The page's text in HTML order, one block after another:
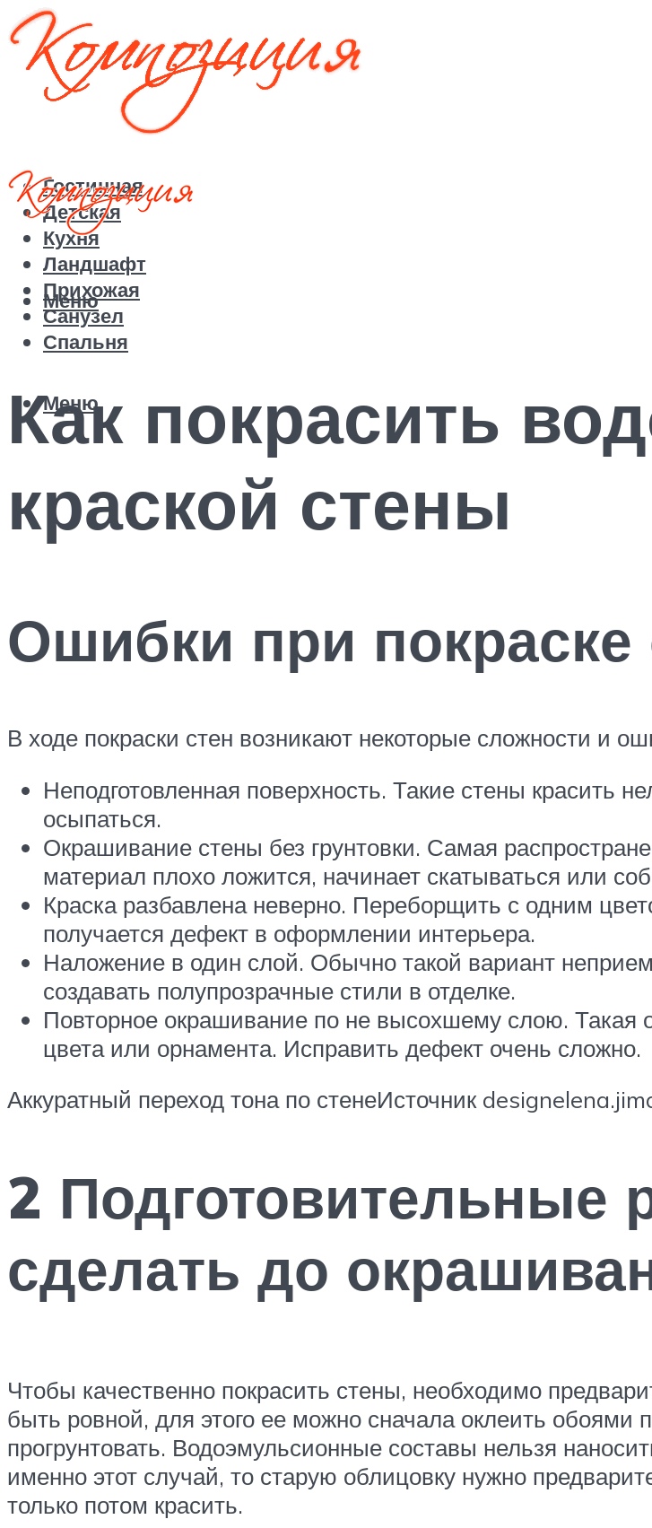
Гостинная
Детская
Кухня
Ландшафт
Прихожая
Санузел
Спальня
Меню
Меню
Как покрасить
краской стены
Ошибки при покраске
В ходе покраски стен возникают некоторые сложности и
Неподготовленная поверхность. Такие стены красить
осыпаться.
Окрашивание стены без грунтовки. Самая
материал плохо ложится, начинает скатываться или
Краска разбавлена неверно. Переборщить с одним
получается дефект в оформлении интерьера.
Наложение в один слой. Обычно такой вариант
создавать полупрозрачные стили в отделке.
Повторное окрашивание по не высохшему слою. Такая
цвета или орнамента. Исправить дефект очень сложно.
Аккуратный переход тона по стенеИсточник
2 Подготовительные
сделать до
Чтобы качественно покрасить стены, необходимо
быть ровной, для этого ее можно сначала оклеить обоями
прогрунтовать. Водоэмульсионные составы нельзя
именно этот случай, то старую облицовку нужно
только потом красить.